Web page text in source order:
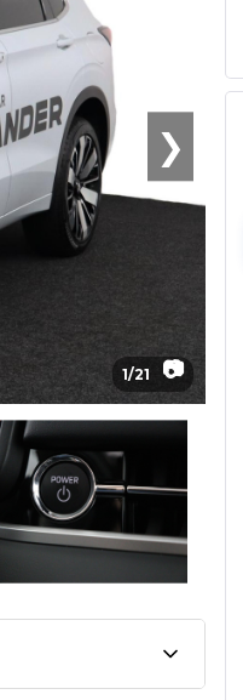
❯
1/21 📷